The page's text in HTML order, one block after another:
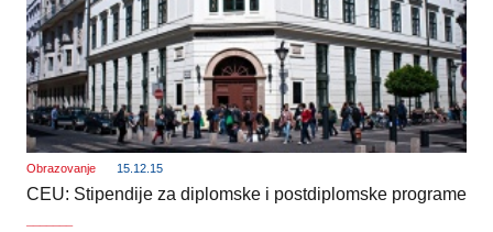
Obrazovanje 15.12.15
CEU: Stipendije za diplomske i postdiplomske programe